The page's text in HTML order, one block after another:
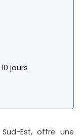
jours
Est, offre une